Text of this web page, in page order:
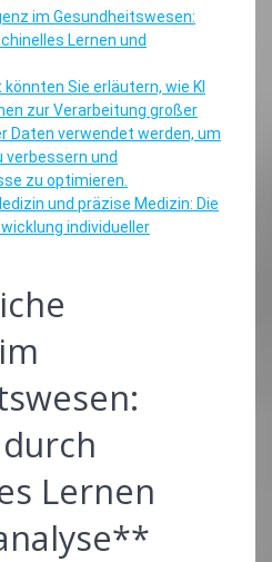
im Gesundheitswesen:
Lernen und
Sie erläutern, wie KI
zur Verarbeitung großer
Daten verwendet werden, um
verbessern und
zu optimieren.
und präzise Medizin: Die
individueller
Lernen